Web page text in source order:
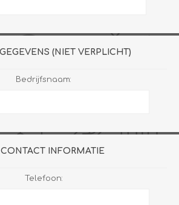
(NIET VERPLICHT)
Bedrijfsnaam:
INFORMATIE
Telefoon: